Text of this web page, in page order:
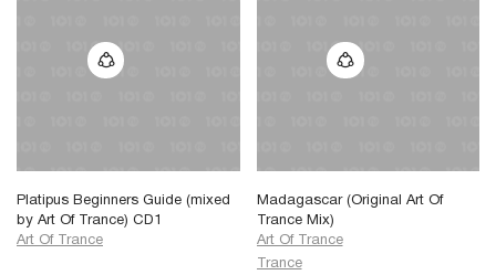
Platipus Beginners Guide (mixed
by Art Of Trance) CD1
Art Of Trance
Madagascar (Original Art Of
Trance Mix)
Art Of Trance
Trance